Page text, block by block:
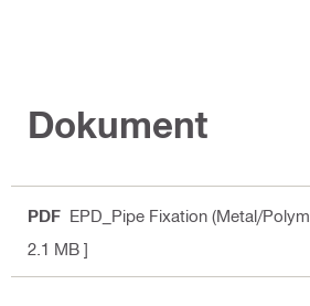
Dokument
PDF EPD_Pipe Fixation (Metal/Polym
2.1 MB ]